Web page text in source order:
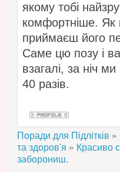
якому тобі
комфортніше. Як
приймаєш його
Саме цю позу і
взагалі, за ніч
40 разів.
Поради для Підлітків »
та здоров'я » Красиво
заборониш.